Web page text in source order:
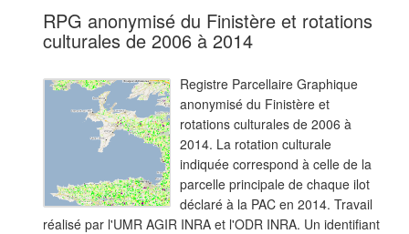
RPG anonymisé du Finistère et rotations
culturales de 2006 à 2014
Registre Parcellaire Graphique
anonymisé du Finistère et
rotations culturales de 2006 à
2014. La rotation culturale
indiquée correspond à celle de la
parcelle principale de chaque ilot
déclaré à la PAC en 2014. Travail
réalisé par l'UMR AGIR INRA et l'ODR INRA. Un identifiant